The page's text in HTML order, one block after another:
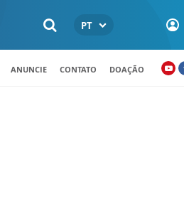
PT
ANUNCIE CONTATO DOAÇÃO